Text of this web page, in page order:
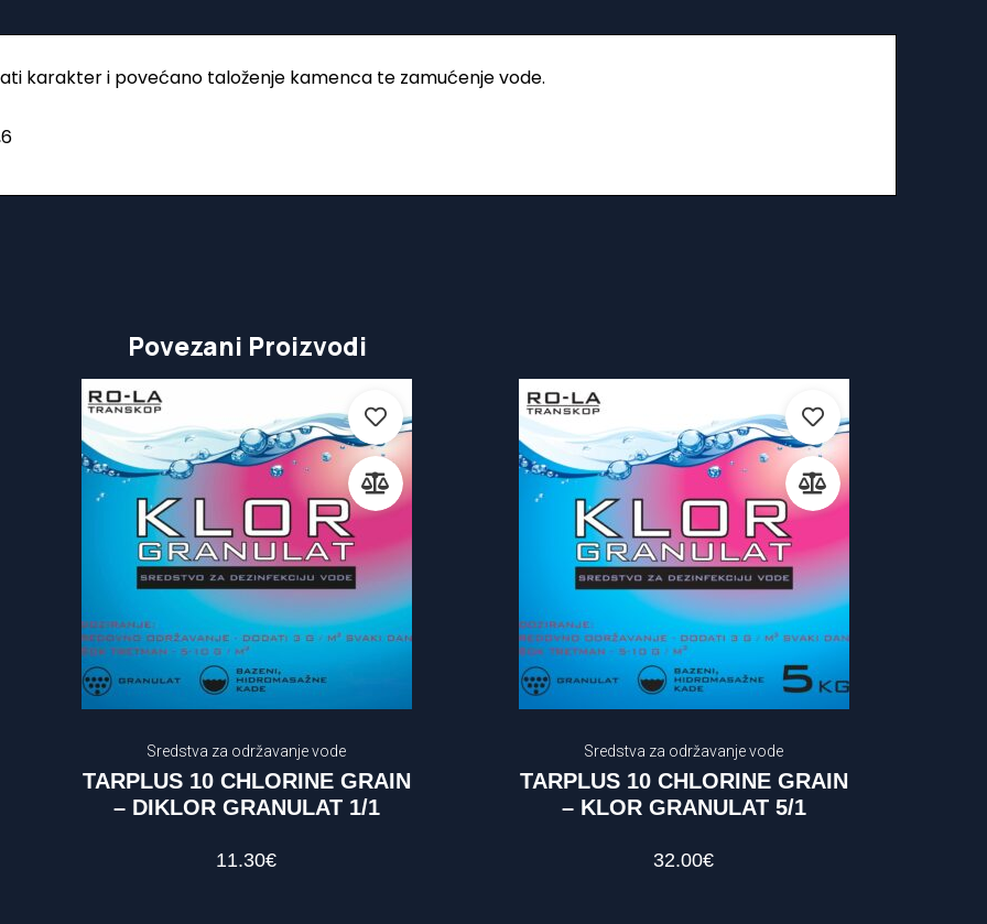
karakter i povećano taloženje kamenca te zamućenje vode.
Povezani Proizvodi
Sredstva za održavanje vode
TARPLUS 10 CHLORINE GRAIN
– DIKLOR GRANULAT 1/1
11.30€
Sredstva za održavanje vode
TARPLUS 10 CHLORINE GRAIN
– KLOR GRANULAT 5/1
32.00€